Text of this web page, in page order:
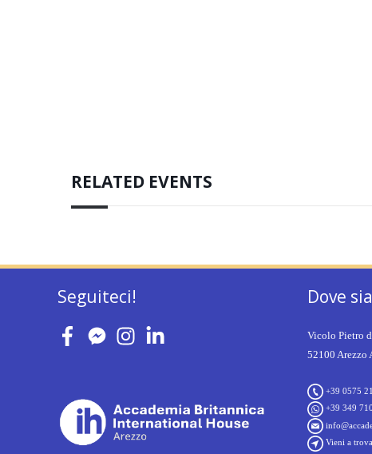
RELATED EVENTS
Seguiteci! Dove
Vicolo Pietro
52100 Arezzo
+39 0575
+39 349
Vieni a